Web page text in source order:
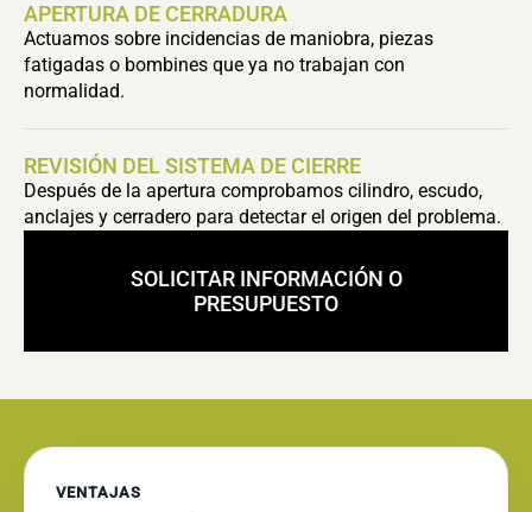
APERTURA DE CERRADURA
Actuamos sobre incidencias de maniobra, piezas
fatigadas o bombines que ya no trabajan con
normalidad.
REVISIÓN DEL SISTEMA DE CIERRE
Después de la apertura comprobamos cilindro, escudo,
anclajes y cerradero para detectar el origen del problema.
SOLICITAR INFORMACIÓN O
PRESUPUESTO
VENTAJAS